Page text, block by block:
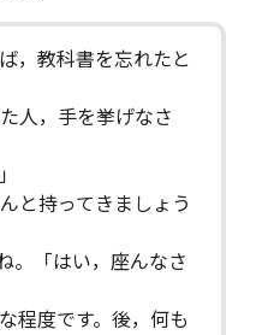
，教科書を忘れたと
人，手を挙げなさ
と持ってきましょう
。「はい，座んなさ
程度です。後，何も